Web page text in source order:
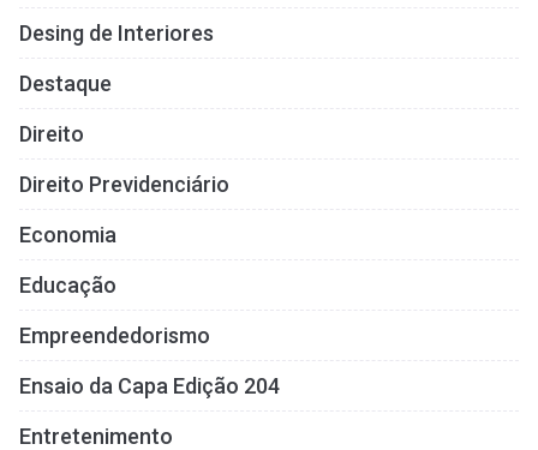
Desing de Interiores
Destaque
Direito
Direito Previdenciário
Economia
Educação
Empreendedorismo
Ensaio da Capa Edição 204
Entretenimento